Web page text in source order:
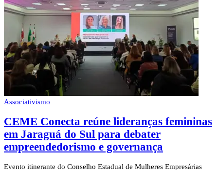
Associativismo
CEME Conecta reúne lideranças femininas
em Jaraguá do Sul para debater
empreendedorismo e governança
Evento itinerante do Conselho Estadual de Mulheres Empresárias